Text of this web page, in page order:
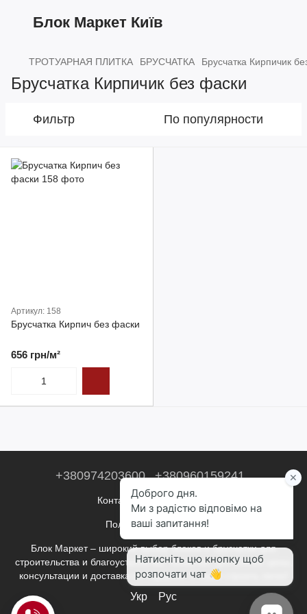
Блок Маркет Київ
ТРОТУАРНАЯ ПЛИТКА БРУСЧАТКА Брусчатка Кирпичик
Брусчатка Кирпичик без фаски
Фильтр По популярности
Артикул: 158
Брусчатка Кирпич без фаски
656 грн/м²
+380974203600 +380960159241
Контактная информация
Полная версия сайта
Блок Маркет – широкий выбор блоков и брусчатки для
строительства и благоустройства. Качество, доступные цены,
консультации и доставка по Украине. С нами строить легко!
Укр Рус